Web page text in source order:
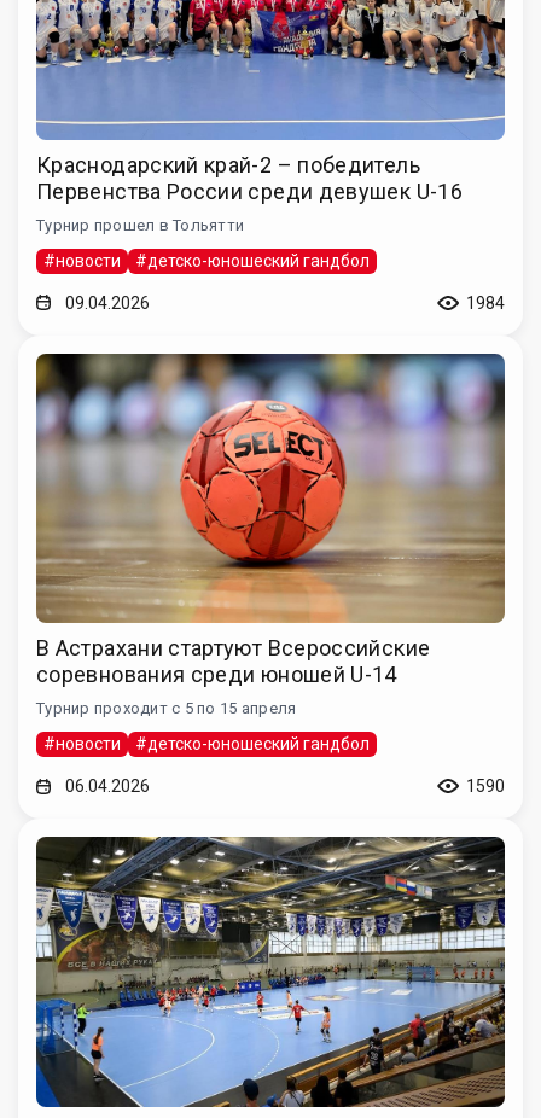
Краснодарский край-2 – победитель
Первенства России среди девушек U-16
Турнир прошел в Тольятти
#новости #детско-юношеский гандбол
09.04.2026 1984
В Астрахани стартуют Всероссийские
соревнования среди юношей U-14
Турнир проходит с 5 по 15 апреля
#новости #детско-юношеский гандбол
06.04.2026 1590